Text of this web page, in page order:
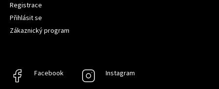
Registrace
Přihlásit se
Zákaznický program
Facebook
Facebook Instagram
Instagram